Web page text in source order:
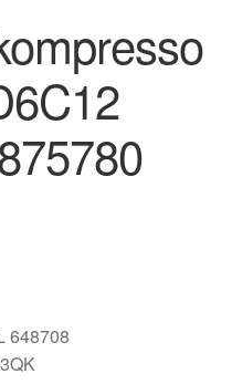
648708